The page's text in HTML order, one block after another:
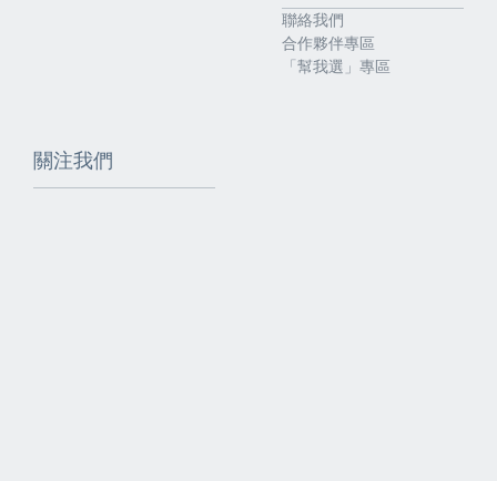
聯絡我們
合作夥伴專區
「幫我選」專區
關注我們